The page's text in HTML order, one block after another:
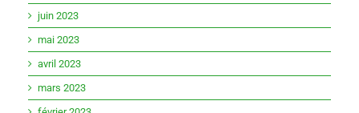
juin 2023
mai 2023
avril 2023
mars 2023